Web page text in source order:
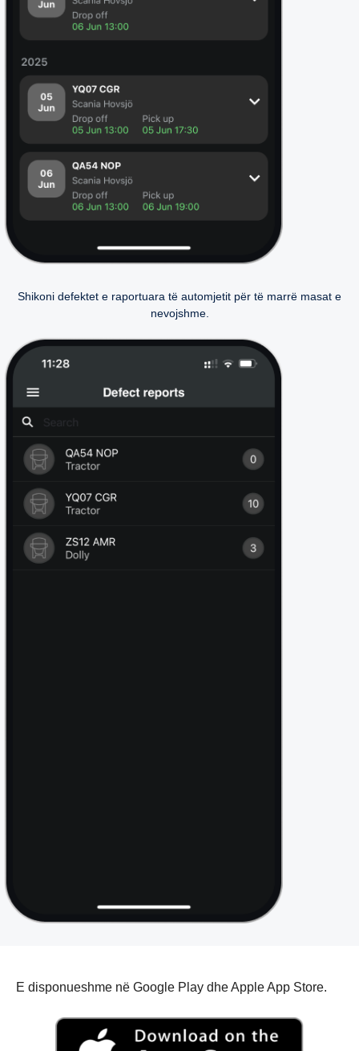
Shikoni defektet e raportuara të automjetit për të marrë masat e
nevojshme.
E disponueshme në Google Play dhe Apple App Store.